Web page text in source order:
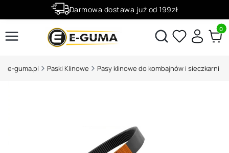
Darmowa dostawa już od 199zł
Rabaty -50% na wybrane produktyOtwórz wyszukiwarkę
e-guma.pl Paski Klinowe Pasy klinowe do kombajnów i sieczkarni